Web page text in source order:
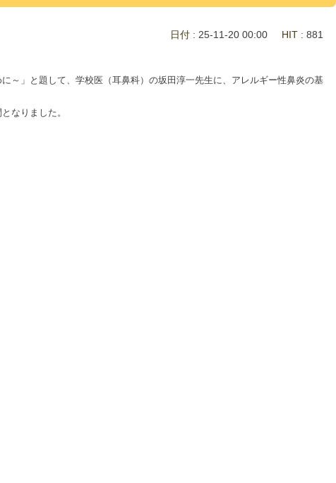
日付 : 25-11-20 00:00 HIT : 881
～」と題して、学校医（耳鼻科）の坂田淳一先生に、アレルギー性鼻炎の基
なりました。